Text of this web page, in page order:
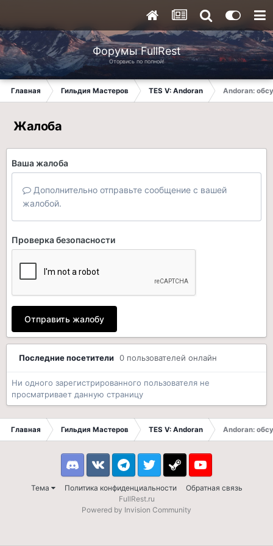
Форумы FullRest
Оторвись по полной!
Главная Гильдия Мастеров TES V: Andoran Andoran:
Жалоба
Ваша жалоба
Дополнительно отправьте сообщение с вашей
жалобой.
Проверка безопасности
Отправить жалобу
Последние посетители 0 пользователей онлайн
Ни одного зарегистрированного пользователя не
просматривает данную страницу
Главная Гильдия Мастеров TES V: Andoran Andoran:
Тема Политика конфиденциальности Обратная связь
DiscordVK TelegramTwitter Steam Youtube
FullRest.ru
Powered by Invision Community